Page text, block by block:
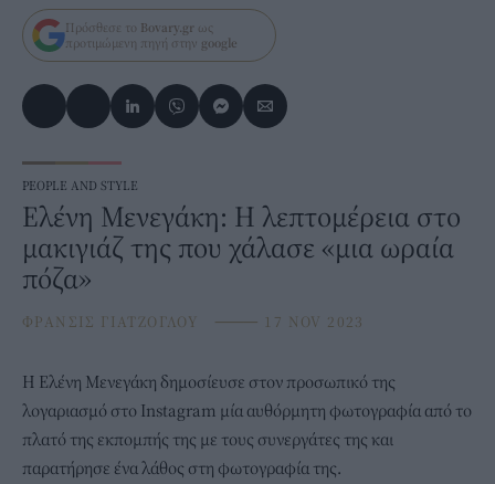
Πρόσθεσε το Bovary.gr ως
προτιμώμενη πηγή στην google
PEOPLE AND STYLE
Ελένη Μενεγάκη: Η λεπτομέρεια στο
μακιγιάζ της που χάλασε «μια ωραία
πόζα»
ΦΡΑΝΣΙΣ ΓΙΑΤΖΟΓΛΟΥ ⸻ 17 NOV 2023
Η Ελένη Μενεγάκη δημοσίευσε στον προσωπικό της
λογαριασμό στο Instagram μία αυθόρμητη φωτογραφία από το
πλατό της εκπομπής της με τους συνεργάτες της και
παρατήρησε ένα λάθος στη φωτογραφία της.